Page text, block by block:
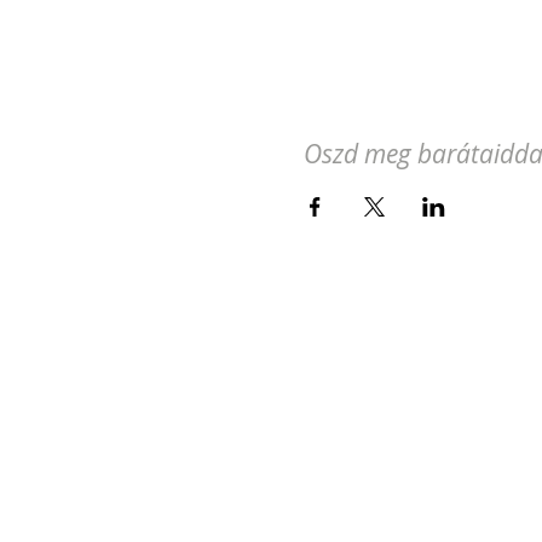
Oszd meg